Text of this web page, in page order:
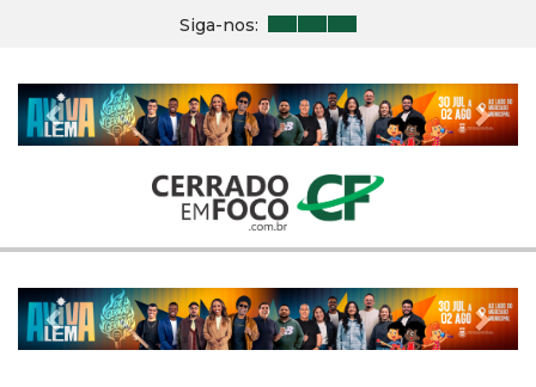
Siga-nos:
Previous Next
Previous Next